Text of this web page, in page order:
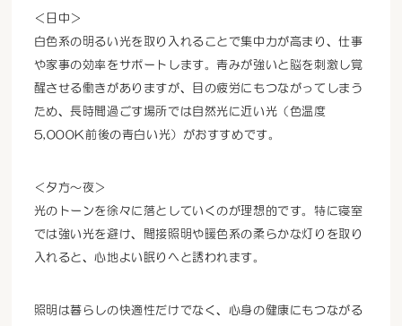
＜日中＞
白色系の明るい光を取り入れることで集中力が高まり、仕事
や家事の効率をサポートします。青みが強いと脳を刺激し覚
醒させる働きがありますが、目の疲労にもつながってしまう
ため、長時間過ごす場所では自然光に近い光（色温度
5,000K前後の青白い光）がおすすめです。
＜夕方～夜＞
光のトーンを徐々に落としていくのが理想的です。特に寝室
では強い光を避け、間接照明や暖色系の柔らかな灯りを取り
入れると、心地よい眠りへと誘われます。
照明は暮らしの快適性だけでなく、心身の健康にもつながる